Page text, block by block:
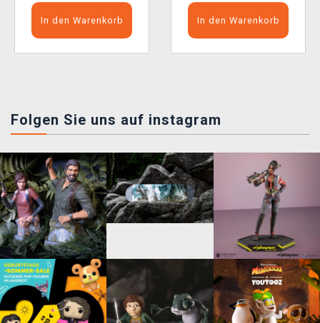
In den Warenkorb In den Warenkorb
Folgen Sie uns auf instagram